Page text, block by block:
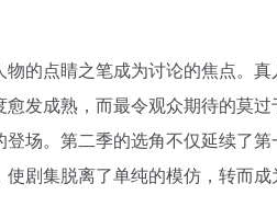
的点睛之笔成为讨论的焦点。真
愈发成熟，而最令观众期待的莫
登场。第二季的选角不仅延续了
剧集脱离了单纯的模仿，转而成